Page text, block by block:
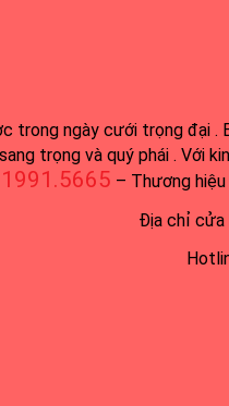
trong ngày cưới trọng đại
trọng và quý phái . Với
– Thương
Địa chỉ cửa